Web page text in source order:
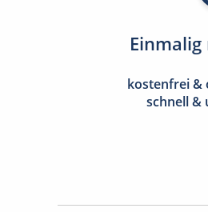
kostenfrei &
schnell &